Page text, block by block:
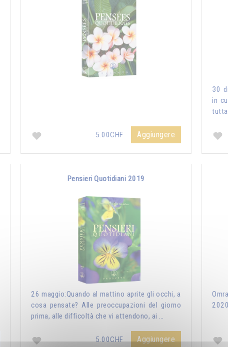
5.00CHF Aggiungere
30
in
tutta
Pensieri Quotidiani 2019
26 maggio:Quando al mattino aprite gli occhi, a
cosa pensate? Alle preoccupazioni del giorno
prima, alle difficoltà che vi attendono, ai …
5.00CHF Aggiungere
2020